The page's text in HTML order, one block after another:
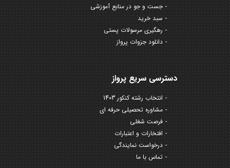
جست و جو در منابع آموزشی
سبد خرید
رهگیری مرسولات پستی
دانلود جزوات پرواز
دسترسی سریع پرواز
انتخاب رشته کنکور 1403
مشاوره تحصیلی حرفه ای
فرصت شغلی
افتخارات و اعتبارات
درخواست نمایندگی
تماس با ما